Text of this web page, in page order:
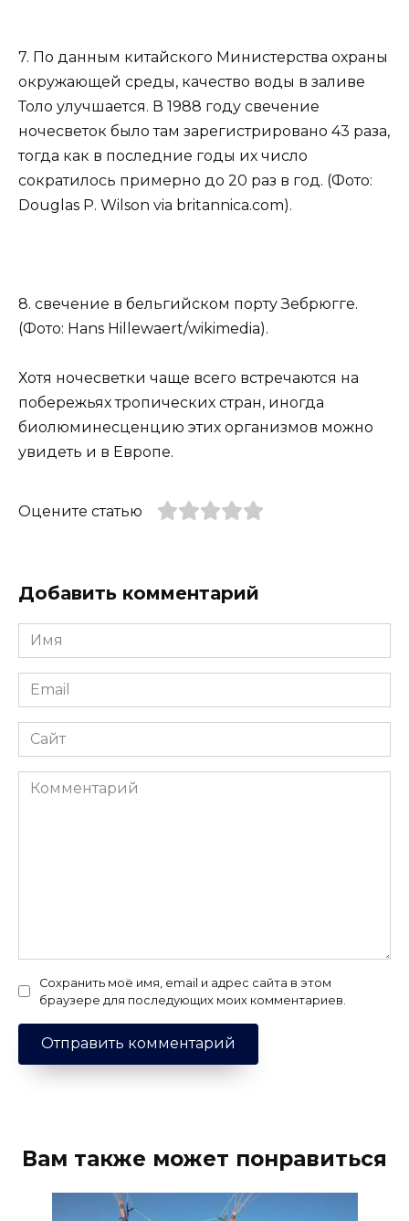
7. По данным китайского Министерства охраны
окружающей среды, качество воды в заливе
Толо улучшается. В 1988 году свечение
ночесветок было там зарегистрировано 43 раза,
тогда как в последние годы их число
сократилось примерно до 20 раз в год. (Фото:
Douglas P. Wilson via britannica.com).
8. свечение в бельгийском порту Зебрюгге.
(Фото: Hans Hillewaert/wikimedia).
Хотя ночесветки чаще всего встречаются на
побережьях тропических стран, иногда
биолюминесценцию этих организмов можно
увидеть и в Европе.
Оцените статью
Добавить комментарий
Имя
*
Email
*
Сайт
Комментарий
Сохранить моё имя, email и адрес сайта в этом
браузере для последующих моих комментариев.
Вам также может понравиться